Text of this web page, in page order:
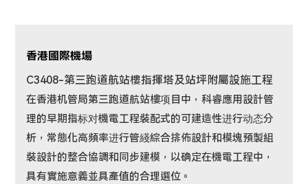
香港國際機場
C3408-第三跑道航站樓指揮塔及站坪附屬設施工程
在香港机管局第三跑道航站樓项目中，科睿應用設計管
理的早期指标对機電工程裝配式的可建造性进行动态分
析，常態化高頻率进行管綫綜合排佈設計和模塊預製組
裝設計的整合協調和同步建模，以确定在機電工程中，
具有實施意義並具產值的合理選位。
達舍爾甘地汙水處理廠專案由中國水電工程顧問集團公司負
責設計和施工。專案業主方為達卡市水務局，建設資金是來
自中國的優惠貸款，契约金額約2.8億美元。北京國環清華環
境工程設計研究院有限公司將設計和建設主體汙水處理廠標
誌性建築-污泥幹化焚燒車間。該項目位於達卡市郊，汙水處
理規模為每天50萬立方米。 項目建成後將成為孟加拉乃至南